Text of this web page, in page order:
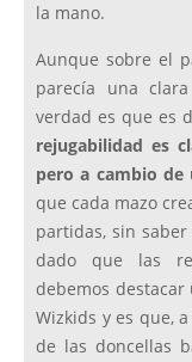
la mano.
Aunque sobre el
parecía una
verdad es que es
rejugabilidad es
pero a cambio
que cada mazo
partidas, sin
dado que las
debemos
Wizkids y es que,
de las doncellas